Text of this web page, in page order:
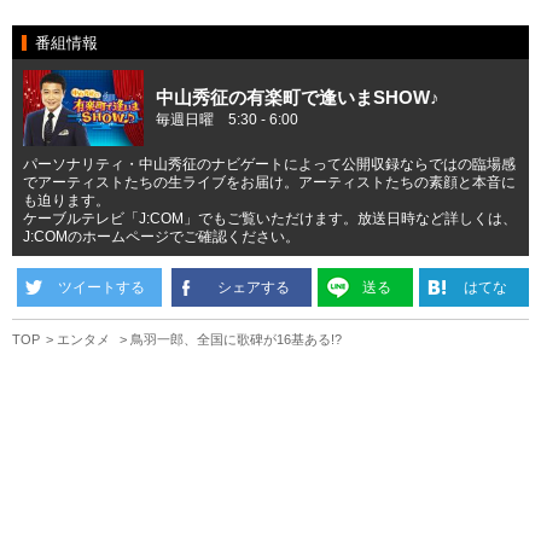
番組情報
中山秀征の有楽町で逢いまSHOW♪
毎週日曜 5:30 - 6:00
パーソナリティ・中山秀征のナビゲートによって公開収録ならではの臨場感
でアーティストたちの生ライブをお届け。アーティストたちの素顔と本音に
も迫ります。
ケーブルテレビ「J:COM」でもご覧いただけます。放送日時など詳しくは、
J:COMのホームページでご確認ください。
ツイートする シェアする 送る はてな
TOP エンタメ 鳥羽一郎、全国に歌碑が16基ある!?